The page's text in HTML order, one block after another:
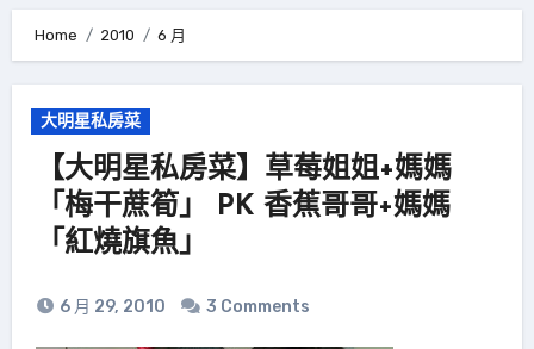
Home 2010 6 月
大明星私房菜
【大明星私房菜】草莓姐姐+媽媽
「梅干蔗筍」 PK 香蕉哥哥+媽媽
「紅燒旗魚」
6 月 29, 2010 3 Comments